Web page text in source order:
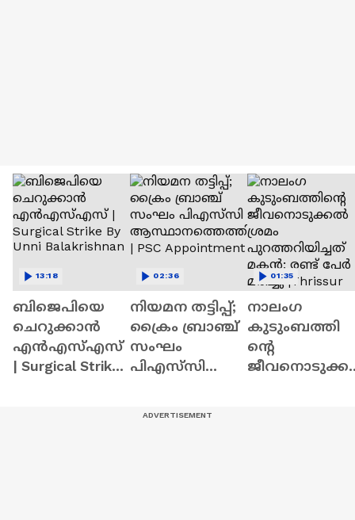
ബിജെപിയെ
ചെറുക്കാന്‍
എന്‍എസ്എസ്
13:18
നിയമന തട്ടിപ്പ്;
ക്രൈം ബ്രാഞ്ച്
സംഘം
പിഎസ്‍സി
02:36
നാലം​ഗ
കുടുംബത്തി
ന്റെ
ജീവനൊടുക്ക
01:35